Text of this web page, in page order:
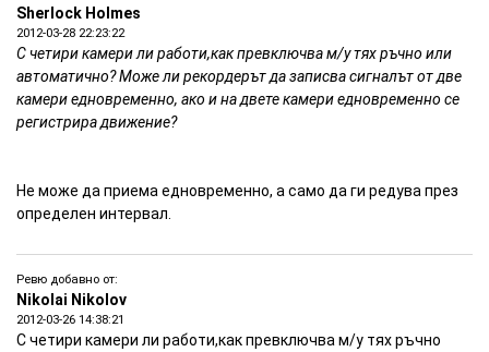
Компресия на видео файла
Компресия на аудиото
PCM
Носител
SD Карта (от 256МB до 32
Захранване
Размери в мм
Тегло
Намалението важи до изчерпване на количествата
Sherlock Holmes
2012-03-28 22:23:22
С четири камери ли работи,как превключва м/у тях ръчно или
автоматично? Може ли рекордерът да записва сигналът от две
камери едновременно, ако и на двете камери едновременно се
регистрира движение?
Не може да приема едновременно, а само да ги редува през
определен интервал.
Ревю добавно от:
Nikolai Nikolov
2012-03-26 14:38:21
С четири камери ли работи,как превключва м/у тях ръчно